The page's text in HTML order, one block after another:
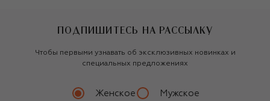
ПОДПИШИТЕСЬ НА РАССЫЛКУ
Чтобы первыми узнавать об эксклюзивных новинках и
специальных предложениях
Женское Мужское